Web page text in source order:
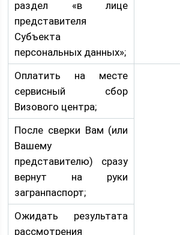
раздел «в лице
представителя
Субъекта
персональных данных»;
Оплатить на месте
сервисный сбор
Визового центра;
После сверки Вам (или
Вашему
представителю) сразу
вернут на руки
загранпаспорт;
Ожидать результата
рассмотрения